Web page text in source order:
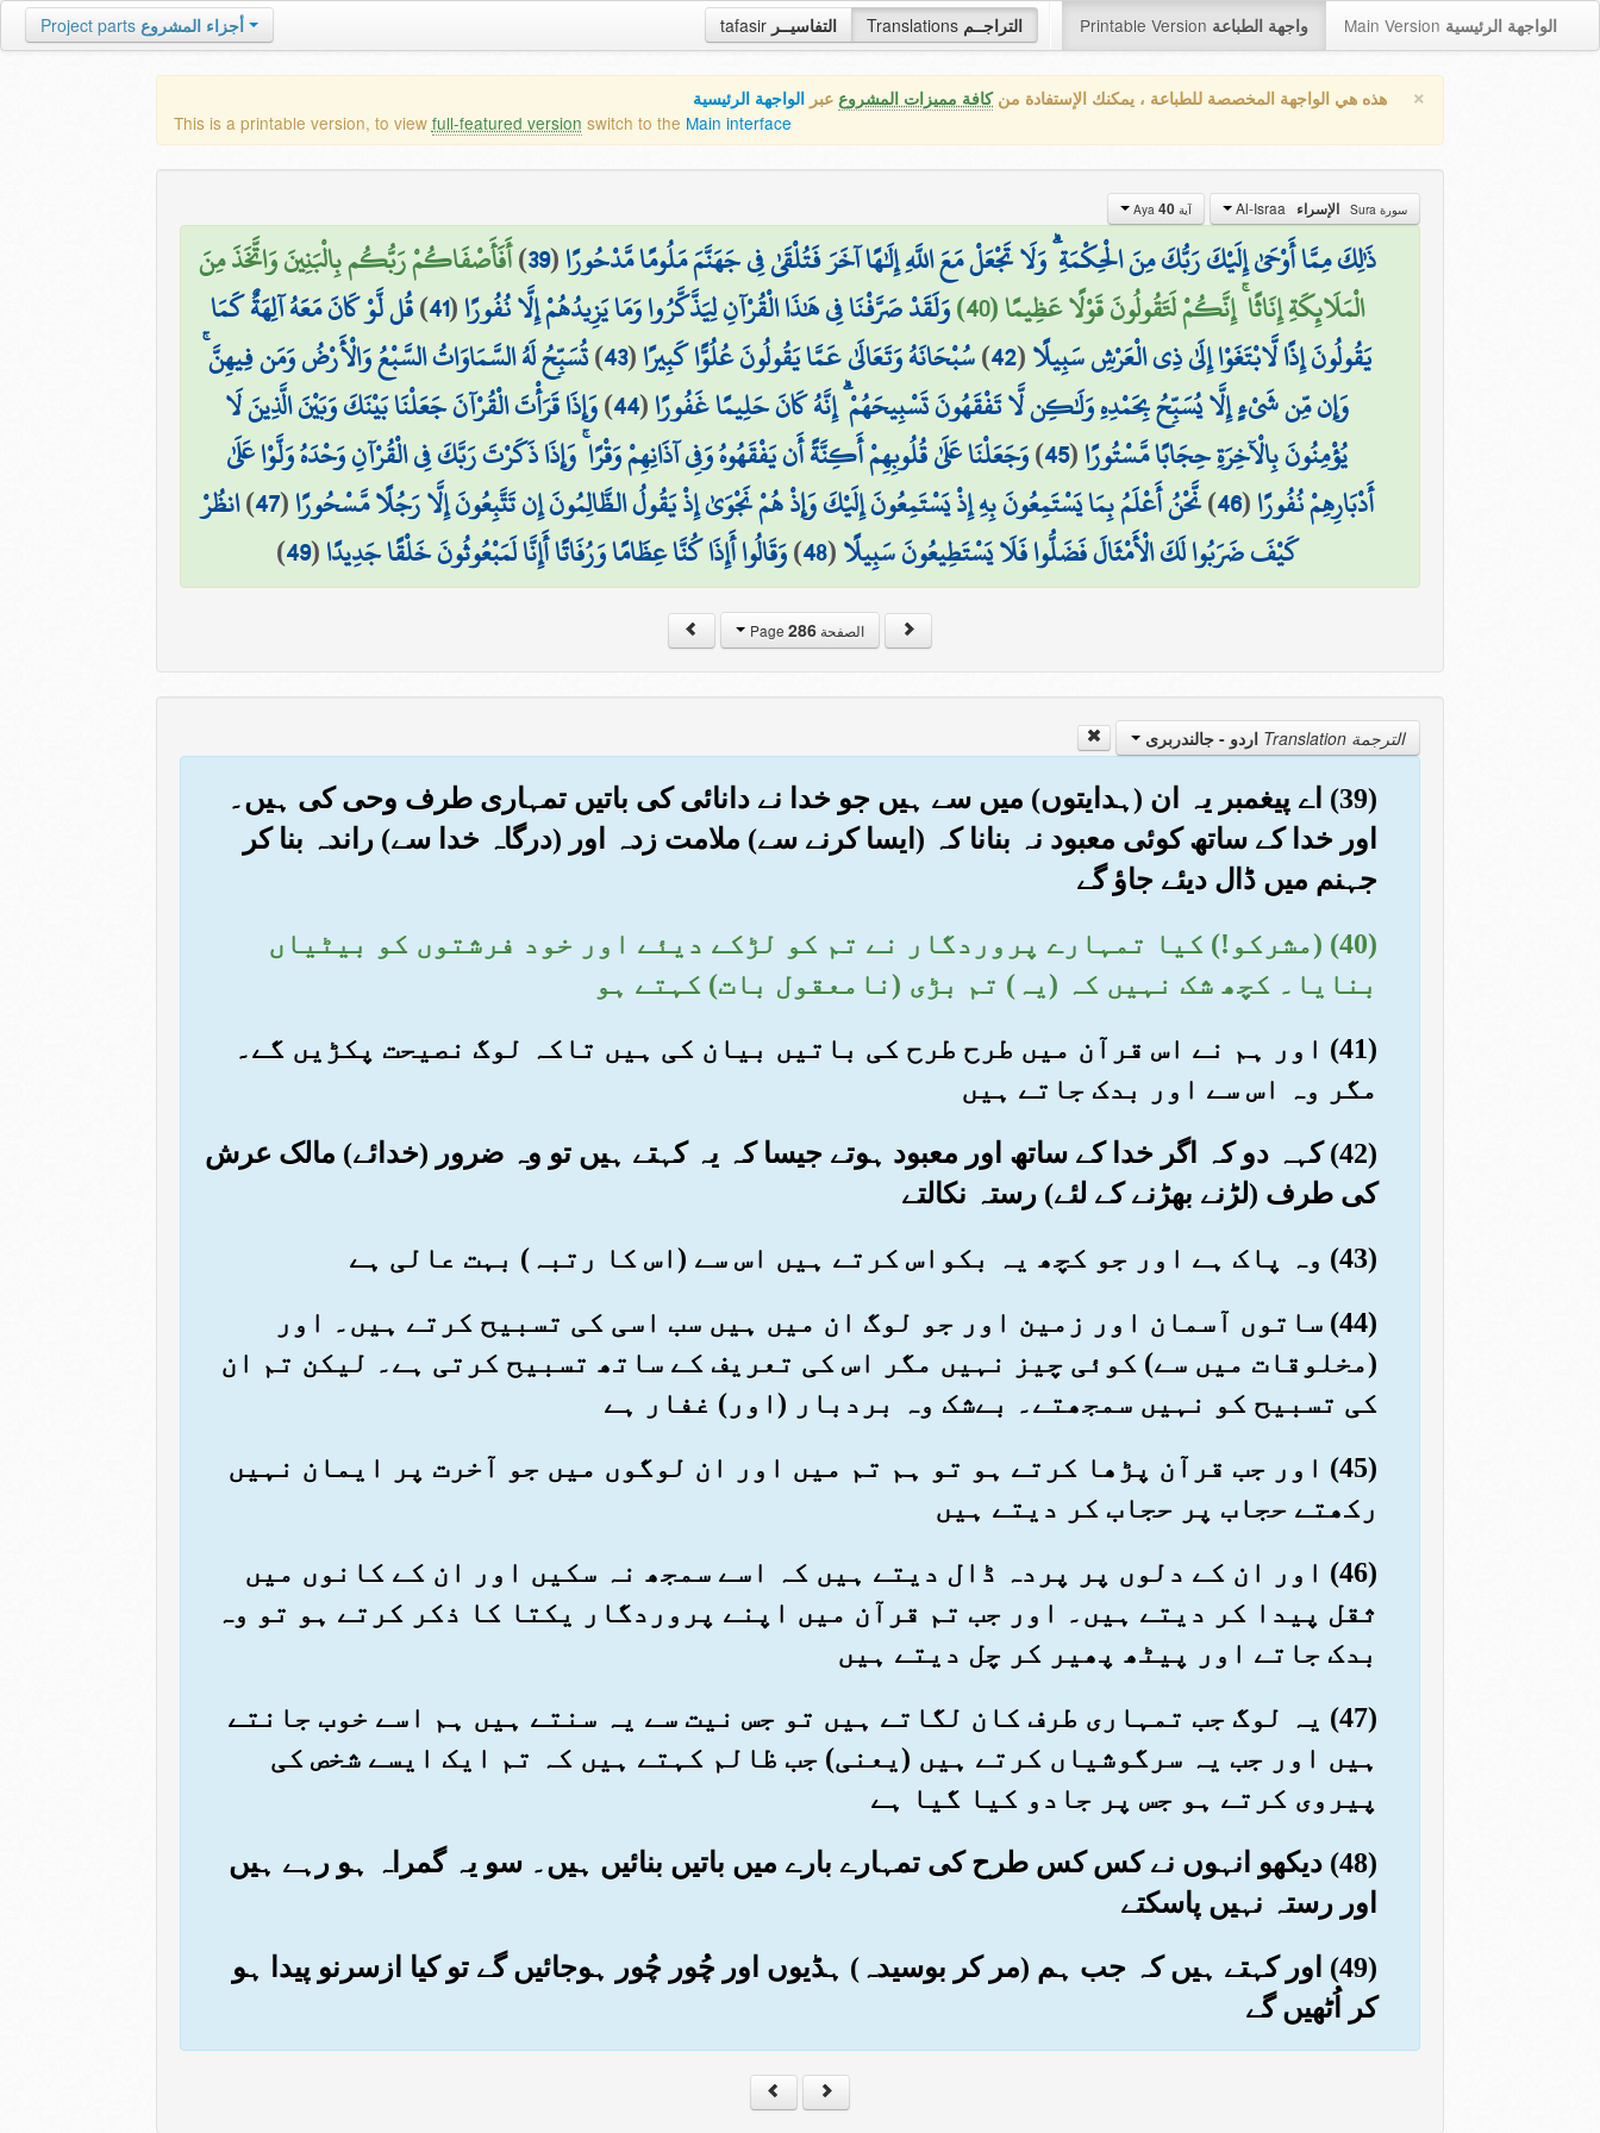
tafasir التفاسيــر Translations التراجــم Printable Version واجهة الطباعة Main Version الواجهة الرئيسية Project parts أجزاء المشروع
× هذه هي الواجهة المخصصة للطباعة ، يمكنك الإستفادة منكافة مميزات المشروع عبر الواجهة الرئيسية
This is a printable version, to view full-featured version switch to the Main interface
سورة Sura الإسراء آية Aya 40
ذَٰلِكَ مِمَّا أَوْحَىٰ إِلَيْكَ رَبُّكَ مِنَ الْحِكْمَةِ ۗ وَلَا تَجْعَلْ مَعَ اللَّهِ إِلَٰهًا آخَرَ فَتُلْقَىٰ فِي جَهَنَّمَ مَلُومًا مَّدْحُورًا(
39
)أَفَأَصْفَاكُمْ رَبُّكُم بِالْبَنِينَ وَاتَّخَذَ مِنَ
الْمَلَائِكَةِ إِنَاثًا ۚ إِنَّكُمْ لَتَقُولُونَ قَوْلًا عَظِيمًا (40)
وَلَقَدْ صَرَّفْنَا فِي هَٰذَا الْقُرْآنِ لِيَذَّكَّرُوا وَمَا يَزِيدُهُمْ إِلَّا نُفُورًا(
41
)قُل لَّوْ كَانَ مَعَهُ آلِهَةٌ كَمَا
يَقُولُونَ إِذًا لَّابْتَغَوْا إِلَىٰ ذِي الْعَرْشِ سَبِيلًا(
42
)سُبْحَانَهُ وَتَعَالَىٰ عَمَّا يَقُولُونَ عُلُوًّا كَبِيرًا(
43
)تُسَبِّحُ لَهُ السَّمَاوَاتُ السَّبْعُ وَالْأَرْضُ وَمَن فِيهِنَّ ۚ
وَإِن مِّن شَيْءٍ إِلَّا يُسَبِّحُ بِحَمْدِهِ وَلَٰكِن لَّا تَفْقَهُونَ تَسْبِيحَهُمْ ۗ إِنَّهُ كَانَ حَلِيمًا غَفُورًا(
44
)وَإِذَا قَرَأْتَ الْقُرْآنَ جَعَلْنَا بَيْنَكَ وَبَيْنَ الَّذِينَ لَا
يُؤْمِنُونَ بِالْآخِرَةِ حِجَابًا مَّسْتُورًا(
45
)وَجَعَلْنَا عَلَىٰ قُلُوبِهِمْ أَكِنَّةً أَن يَفْقَهُوهُ وَفِي آذَانِهِمْ وَقْرًا ۚ وَإِذَا ذَكَرْتَ رَبَّكَ فِي الْقُرْآنِ وَحْدَهُ وَلَّوْا عَلَىٰ
أَدْبَارِهِمْ نُفُورًا(
46
)نَّحْنُ أَعْلَمُ بِمَا يَسْتَمِعُونَ بِهِ إِذْ يَسْتَمِعُونَ إِلَيْكَ وَإِذْ هُمْ نَجْوَىٰ إِذْ يَقُولُ الظَّالِمُونَ إِن تَتَّبِعُونَ إِلَّا رَجُلًا مَّسْحُورًا(
47
)انظُرْ
كَيْفَ ضَرَبُوا لَكَ الْأَمْثَالَ فَضَلُّوا فَلَا يَسْتَطِيعُونَ سَبِيلًا(
48
)وَقَالُوا أَإِذَا كُنَّا عِظَامًا وَرُفَاتًا أَإِنَّا لَمَبْعُوثُونَ خَلْقًا جَدِيدًا(
49
)
الصفحة Page286
الترجمة Translation اردو - جالندربرى
(39) اے پیغمبر یہ ان (ہدایتوں) میں سے ہیں جو خدا نے دانائی کی باتیں تمہاری طرف وحی کی ہیں۔
اور خدا کے ساتھ کوئی معبود نہ بنانا کہ (ایسا کرنے سے) ملامت زدہ اور (درگاہ خدا سے) راندہ بنا کر
جہنم میں ڈال دیئے جاؤ گے
(40) (مشرکو!) کیا تمہارے پروردگار نے تم کو لڑکے دیئے اور خود فرشتوں کو بیٹیاں
بنایا۔ کچھ شک نہیں کہ (یہ) تم بڑی (نامعقول بات) کہتے ہو
(41) اور ہم نے اس قرآن میں طرح طرح کی باتیں بیان کی ہیں تاکہ لوگ نصیحت پکڑیں گے۔
مگر وہ اس سے اور بدک جاتے ہیں
(42) کہہ دو کہ اگر خدا کے ساتھ اور معبود ہوتے جیسا کہ یہ کہتے ہیں تو وہ ضرور (خدائے) مالک عرش
کی طرف (لڑنے بھڑنے کے لئے) رستہ نکالتے
(43) وہ پاک ہے اور جو کچھ یہ بکواس کرتے ہیں اس سے (اس کا رتبہ) بہت عالی ہے
(44) ساتوں آسمان اور زمین اور جو لوگ ان میں ہیں سب اسی کی تسبیح کرتے ہیں۔ اور
(مخلوقات میں سے) کوئی چیز نہیں مگر اس کی تعریف کے ساتھ تسبیح کرتی ہے۔ لیکن تم ان
کی تسبیح کو نہیں سمجھتے۔ بےشک وہ بردبار (اور) غفار ہے
(45) اور جب قرآن پڑھا کرتے ہو تو ہم تم میں اور ان لوگوں میں جو آخرت پر ایمان نہیں
رکھتے حجاب پر حجاب کر دیتے ہیں
(46) اور ان کے دلوں پر پردہ ڈال دیتے ہیں کہ اسے سمجھ نہ سکیں اور ان کے کانوں میں
ثقل پیدا کر دیتے ہیں۔ اور جب تم قرآن میں اپنے پروردگار یکتا کا ذکر کرتے ہو تو وہ
بدک جاتے اور پیٹھ پھیر کر چل دیتے ہیں
(47) یہ لوگ جب تمہاری طرف کان لگاتے ہیں تو جس نیت سے یہ سنتے ہیں ہم اسے خوب جانتے
ہیں اور جب یہ سرگوشیاں کرتے ہیں (یعنی) جب ظالم کہتے ہیں کہ تم ایک ایسے شخص کی
پیروی کرتے ہو جس پر جادو کیا گیا ہے
(48) دیکھو انہوں نے کس کس طرح کی تمہارے بارے میں باتیں بنائیں ہیں۔ سو یہ گمراہ ہو رہے ہیں
اور رستہ نہیں پاسکتے
(49) اور کہتے ہیں کہ جب ہم (مر کر بوسیدہ) ہڈیوں اور چُور چُور ہوجائیں گے تو کیا ازسرنو پیدا ہو
کر اُٹھیں گے